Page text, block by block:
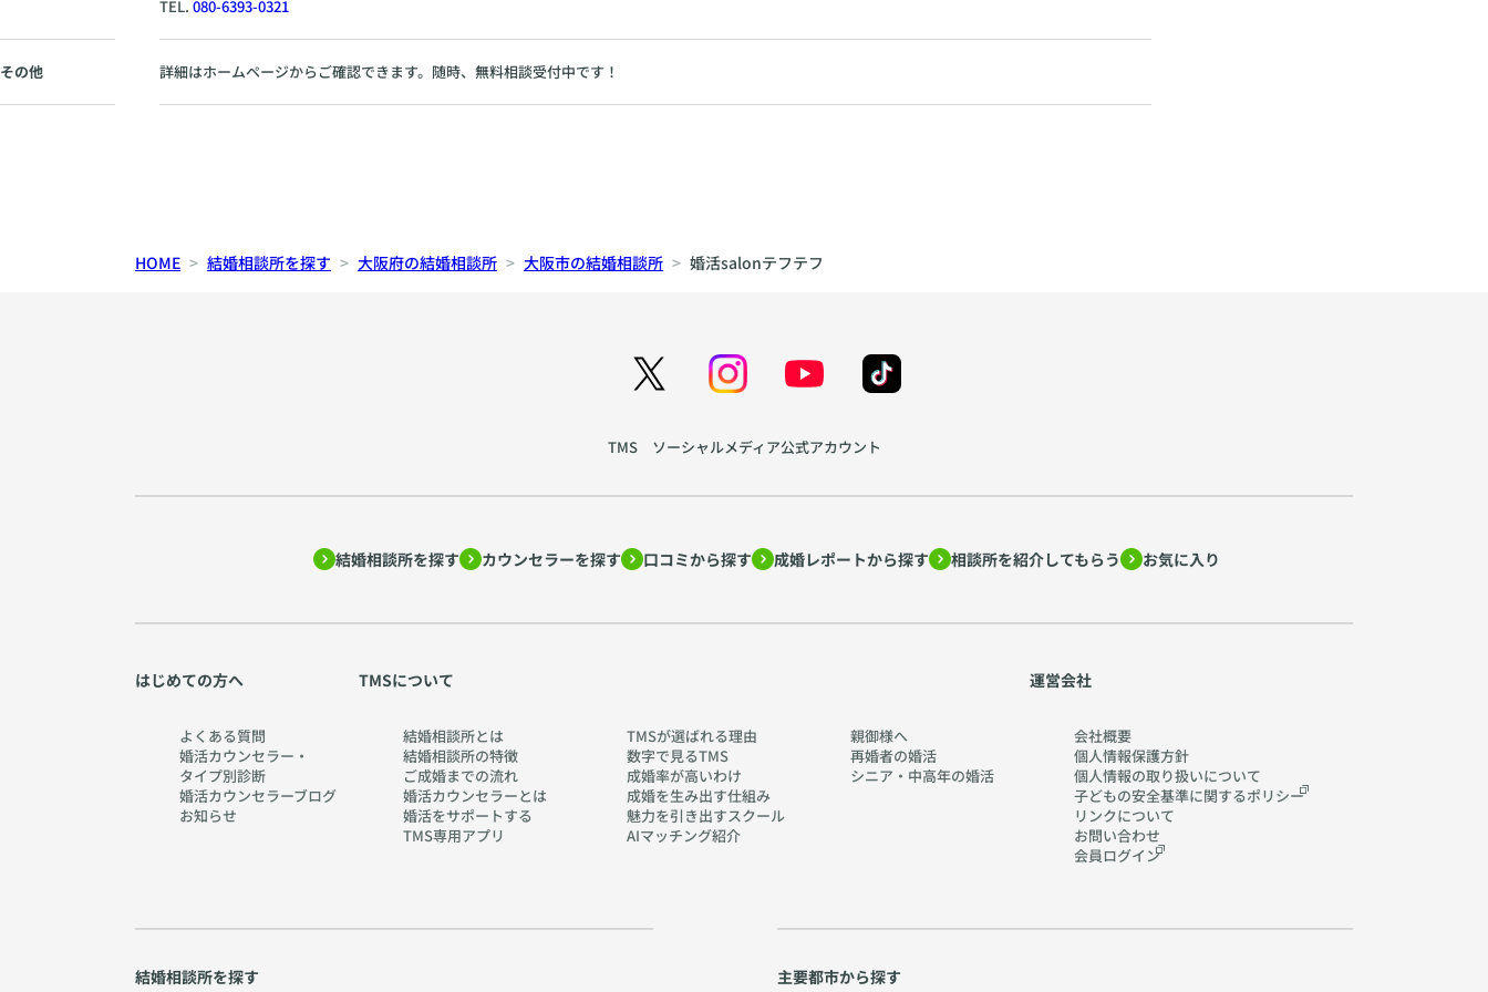
TEL. 080-6393-0321
その他 詳細はホームページからご確認できます。随時、無料相談受付中です！
HOME 結婚相談所を探す 大阪府の結婚相談所 大阪市の結婚相談所 婚活salonテフテフ
TMS ソーシャルメディア公式アカウント
結婚相談所を探す カウンセラーを探す 口コミから探す 成婚レポートから探す 相談所を紹介してもらう お気に入り
はじめての方へ
よくある質問
婚活カウンセラー・
タイプ別診断
婚活カウンセラーブログ
お知らせ
TMSについて
結婚相談所とは
結婚相談所の特徴
ご成婚までの流れ
婚活カウンセラーとは
婚活をサポートする
TMS専用アプリ
TMSが選ばれる理由
数字で見るTMS
成婚率が高いわけ
成婚を生み出す仕組み
魅力を引き出すスクール
AIマッチング紹介
親御様へ
再婚者の婚活
シニア・中高年の婚活
運営会社
会社概要
個人情報保護方針
個人情報の取り扱いについて
子どもの安全基準に関するポリシー
リンクについて
お問い合わせ
会員ログイン
結婚相談所を探す 主要都市から探す